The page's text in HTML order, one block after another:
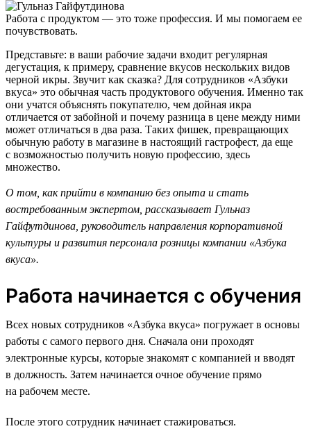
Работа с продуктом — это тоже профессия. И мы помогаем ее
почувствовать.
Представьте: в ваши рабочие задачи входит регулярная
дегустация, к примеру, сравнение вкусов нескольких видов
черной икры. Звучит как сказка? Для сотрудников «Азбуки
вкуса» это обычная часть продуктового обучения. Именно так
они учатся объяснять покупателю, чем дойная икра
отличается от забойной и почему разница в цене между ними
может отличаться в два раза. Таких фишек, превращающих
обычную работу в магазине в настоящий гастрофест, да еще
с возможностью получить новую профессию, здесь
множество.
О том, как прийти в компанию без опыта и стать
востребованным экспертом, рассказывает Гульназ
Гайфутдинова, руководитель направления корпоративной
культуры и развития персонала розницы компании «Азбука
вкуса».
Работа начинается с обучения
Всех новых сотрудников «Азбука вкуса» погружает в основы
работы с самого первого дня. Сначала они проходят
электронные курсы, которые знакомят с компанией и вводят
в должность. Затем начинается очное обучение прямо
на рабочем месте.
После этого сотрудник начинает стажироваться.